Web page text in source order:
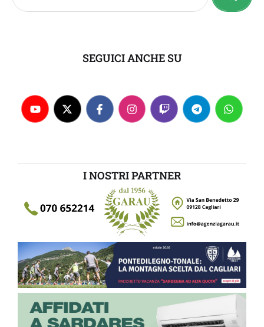
SEGUICI ANCHE SU
I NOSTRI PARTNER